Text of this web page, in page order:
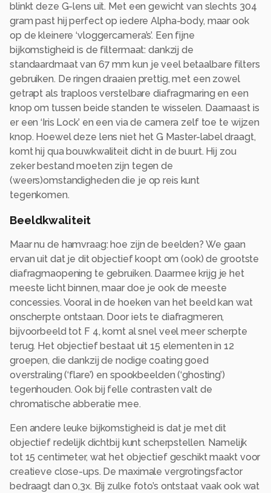
blinkt deze G-lens uit. Met een gewicht van slechts 304
gram past hij perfect op iedere Alpha-body, maar ook
op de kleinere ‘vloggercamera’s’. Een fijne
bijkomstigheid is de filtermaat: dankzij de
standaardmaat van 67 mm kun je veel betaalbare filters
gebruiken. De ringen draaien prettig, met een zowel
getrapt als traploos verstelbare diafragmaring en een
knop om tussen beide standen te wisselen. Daarnaast is
er een ‘Iris Lock’ en een via de camera zelf toe te wijzen
knop. Hoewel deze lens niet het G Master-label draagt,
komt hij qua bouwkwaliteit dicht in de buurt. Hij zou
zeker bestand moeten zijn tegen de
(weers)omstandigheden die je op reis kunt
tegenkomen.
Beeldkwaliteit
Maar nu de hamvraag: hoe zijn de beelden? We gaan
ervan uit dat je dit objectief koopt om (ook) de grootste
diafragmaopening te gebruiken. Daarmee krijg je het
meeste licht binnen, maar doe je ook de meeste
concessies. Vooral in de hoeken van het beeld kan wat
onscherpte ontstaan. Door iets te diafragmeren,
bijvoorbeeld tot F 4, komt al snel veel meer scherpte
terug. Het objectief bestaat uit 15 elementen in 12
groepen, die dankzij de nodige coating goed
overstraling (‘flare’) en spookbeelden (‘ghosting’)
tegenhouden. Ook bij felle contrasten valt de
chromatische abberatie mee.
Een andere leuke bijkomstigheid is dat je met dit
objectief redelijk dichtbij kunt scherpstellen. Namelijk
tot 15 centimeter, wat het objectief geschikt maakt voor
creatieve close-ups. De maximale vergrotingsfactor
bedraagt dan 0,3x. Bij zulke foto’s ontstaat vaak ook wat